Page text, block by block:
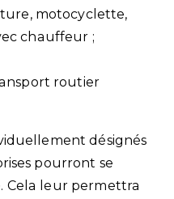
motocyclette,
chauffeur ;
routier
désignés
pourront se
Cela leur permettra